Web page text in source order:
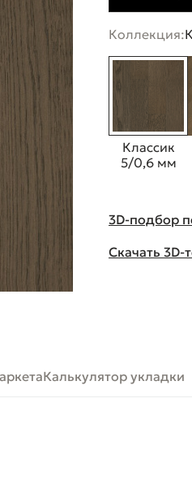
Коллекция:
Классик
5/0,6 мм
3D-подбор
Скачать 3D-
Калькулятор укладки